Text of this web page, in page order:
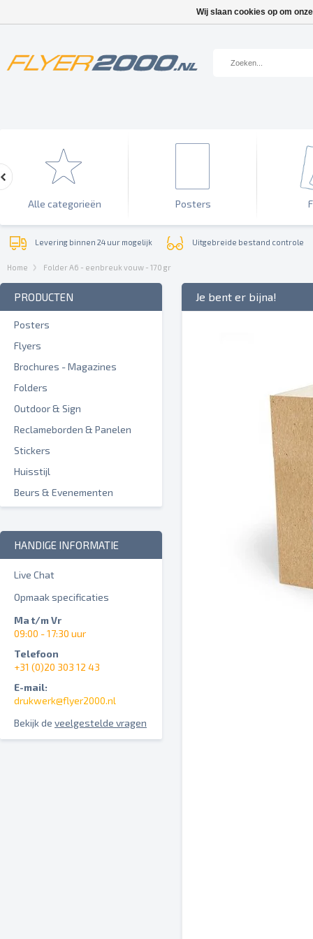
Alle categorieën Posters
Levering binnen 24 uur mogelijk Uitgebreide bestand controle
Home Folder A6 - eenbreuk vouw - 170 gr
PRODUCTEN
Posters
Flyers
Brochures - Magazines
Folders
Outdoor & Sign
Reclameborden & Panelen
Stickers
Huisstijl
Beurs & Evenementen
HANDIGE INFORMATIE
Live Chat
Opmaak specificaties
Ma t/m Vr
09:00 - 17:30 uur
Telefoon
+31 (0)20 303 12 43
E-mail:
drukwerk@flyer2000.nl
Bekijk de veelgestelde vragen
Je bent er bijna!
Wij slaan cookies op om